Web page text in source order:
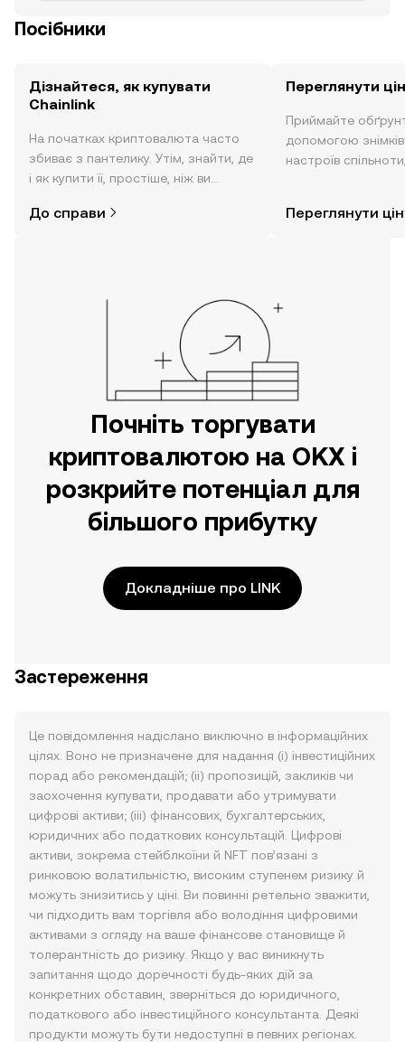
Посібники
Дізнайтеся, як купувати
Chainlink
На початках криптовалюта часто
збиває з пантелику. Утім, знайти, де
і як купити її, простіше, ніж ви
за допомогою застосунку OKX для
До справи
Переглянути
Приймайте
допомогою
настроїв
Переглянути
Почніть торгувати
криптовалютою на OKX і
розкрийте потенціал для
більшого прибутку
Докладніше про LINK
Застереження
Це повідомлення надіслано виключно в інформаційних
цілях. Воно не призначене для надання (i) інвестиційних
порад або рекомендацій; (ii) пропозицій, закликів чи
заохочення купувати, продавати або утримувати
цифрові активи; (iii) фінансових, бухгалтерських,
юридичних або податкових консультацій. Цифрові
активи, зокрема стейблкоїни й NFT пов’язані з
ринковою волатильністю, високим ступенем ризику й
можуть знизитись у ціні. Ви повинні ретельно зважити,
чи підходить вам торгівля або володіння цифровими
активами з огляду на ваше фінансове становище й
толерантність до ризику. Якщо у вас виникнуть
запитання щодо доречності будь-яких дій за
конкретних обставин, зверніться до юридичного,
податкового або інвестиційного консультанта. Деякі
продукти можуть бути недоступні в певних регіонах.